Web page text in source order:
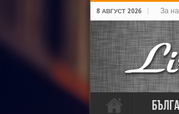
8 АВГУСТ 2026 За